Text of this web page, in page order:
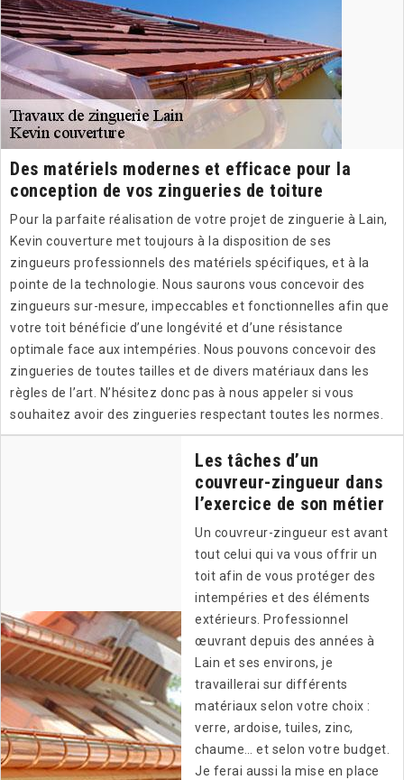
Des matériels modernes et efficace pour la
conception de vos zingueries de toiture
Pour la parfaite réalisation de votre projet de zinguerie à Lain,
Kevin couverture met toujours à la disposition de ses
zingueurs professionnels des matériels spécifiques, et à la
pointe de la technologie. Nous saurons vous concevoir des
zingueurs sur-mesure, impeccables et fonctionnelles afin que
votre toit bénéficie d’une longévité et d’une résistance
optimale face aux intempéries. Nous pouvons concevoir des
zingueries de toutes tailles et de divers matériaux dans les
règles de l’art. N’hésitez donc pas à nous appeler si vous
souhaitez avoir des zingueries respectant toutes les normes.
Les tâches d’un
couvreur-zingueur dans
l’exercice de son métier
Un couvreur-zingueur est avant
tout celui qui va vous offrir un
toit afin de vous protéger des
intempéries et des éléments
extérieurs. Professionnel
œuvrant depuis des années à
Lain et ses environs, je
travaillerai sur différents
matériaux selon votre choix :
verre, ardoise, tuiles, zinc,
chaume… et selon votre budget.
Je ferai aussi la mise en place